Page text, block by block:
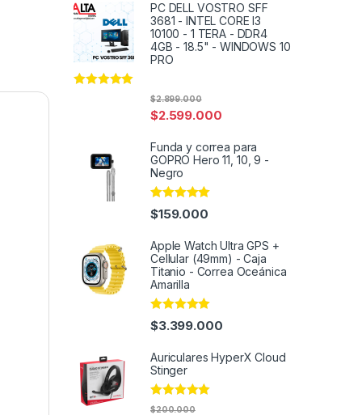
PC DELL VOSTRO SFF
3681 - INTEL CORE I3
10100 - 1 TERA - DDR4
4GB - 18.5" - WINDOWS 10
PRO
$2.599.000
$2.899.000
Funda y correa para
GOPRO Hero 11, 10, 9 -
Negro
Rated 4.95
out of 5
$159.000
Apple Watch Ultra GPS +
Cellular (49mm) - Caja
Titanio - Correa Oceánica
Amarilla
Rated4.95
out of 5
$3.399.000
Auriculares HyperX Cloud
Stinger
Rated4.82
$200.000